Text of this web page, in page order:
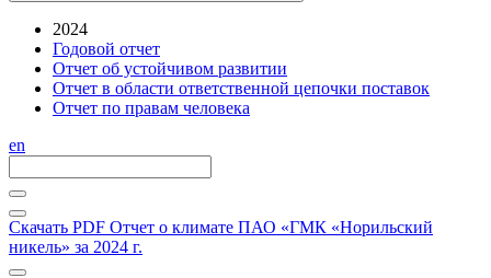
2024
Годовой отчет
Отчет об устойчивом развитии
Отчет в области ответственной цепочки поставок
Отчет по правам человека
en
Скачать PDF Отчет о климате ПАО «ГМК «Норильский
никель» за 2024 г.